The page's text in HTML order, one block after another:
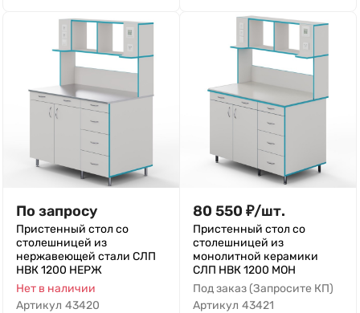
По запросу
Пристенный стол со
столешницей из
нержавеющей стали СЛП
НВК 1200 НЕРЖ
Нет в наличии
Артикул 43420
80 550 ₽/шт.
Пристенный стол со
столешницей из
монолитной керамики
СЛП НВК 1200 МОН
Под заказ (Запросите КП)
Артикул 43421